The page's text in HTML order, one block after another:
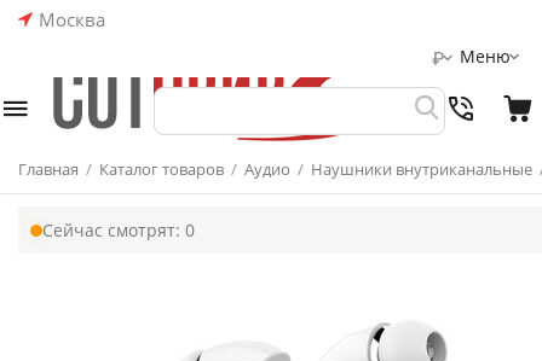
Москва
Меню
₽
Главная / Каталог товаров / Аудио / Наушники внутриканальные
Сейчас смотрят: 0